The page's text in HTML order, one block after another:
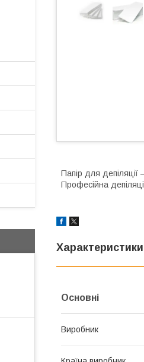
Папір для
Професійна
Характеристики
Основні
Виробник